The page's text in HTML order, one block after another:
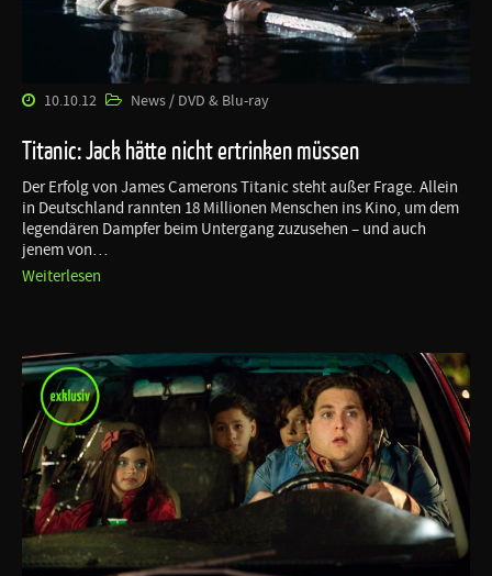
10.10.12 News / DVD & Blu-ray
Titanic: Jack hätte nicht ertrinken müssen
Der Erfolg von James Camerons Titanic steht außer Frage. Allein
in Deutschland rannten 18 Millionen Menschen ins Kino, um dem
legendären Dampfer beim Untergang zuzusehen – und auch
jenem von…
Weiterlesen